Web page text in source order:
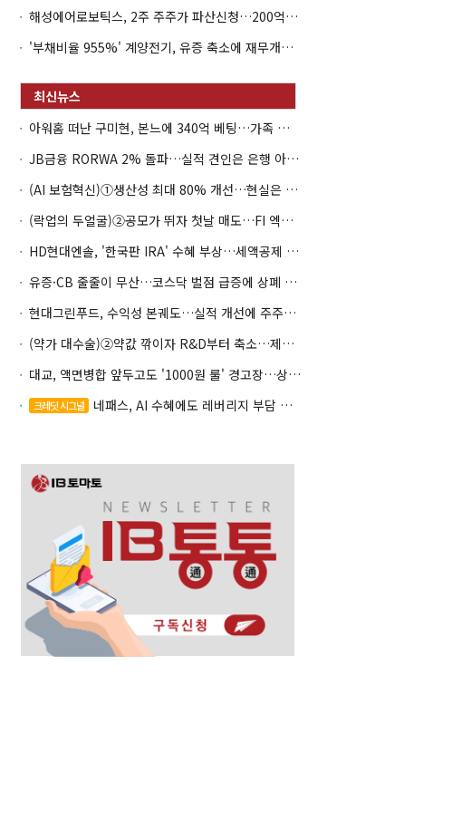
해성에어로보틱스, 2주 주주가 파산신청…200억 CB 분쟁 확산
'부채비율 955%' 계양전기, 유증 축소에 재무개선 효과 '뚝'
아워홈 떠난 구미현, 본느에 340억 베팅…가족 지배체제 구축
JB금융 RORWA 2% 돌파…실적 견인은 은행 아닌 캐피탈
(AI 보험혁신)①생산성 최대 80% 개선…현실은 '실행 격차'
(락업의 두얼굴)②공모가 뛰자 첫날 매도…FI 엑시트 전략 갈렸다
HD현대엔솔, '한국판 IRA' 수혜 부상…세액공제 선택이 변수
유증·CB 줄줄이 무산…코스닥 벌점 급증에 상폐 압박
현대그린푸드, 수익성 본궤도…실적 개선에 주주환원까지
(약가 대수술)②약값 깎이자 R&D부터 축소…제약업계 비상경영 돌입
대교, 액면병합 앞두고도 '1000원 룰' 경고장…상장유지 시험대
크레딧 시그널 네패스, AI 수혜에도 레버리지 부담 여전